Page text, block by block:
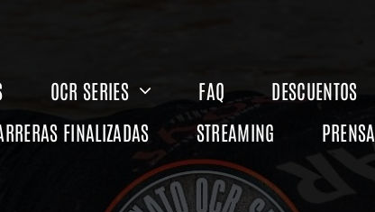
OCR SERIES FAQ DESCUENTOS
FINALIZADAS STREAMING PRENSA